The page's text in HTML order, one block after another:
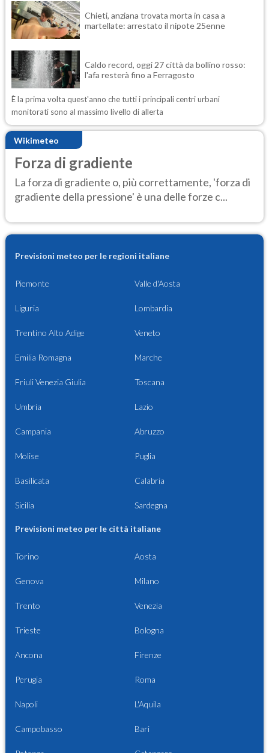
Chieti, anziana trovata morta in casa a
martellate: arrestato il nipote 25enne
Caldo record, oggi 27 città da bollino rosso:
l'afa resterà fino a Ferragosto
È la prima volta quest'anno che tutti i principali centri urbani
monitorati sono al massimo livello di allerta
Wikimeteo
Forza di gradiente
La forza di gradiente o, più correttamente, 'forza di
gradiente della pressione' è una delle forze c...
Previsioni meteo per le regioni italiane
Piemonte Valle d'Aosta
Liguria Lombardia
Trentino Alto Adige Veneto
Emilia Romagna Marche
Friuli Venezia Giulia Toscana
Umbria Lazio
Campania Abruzzo
Molise Puglia
Basilicata Calabria
Sicilia Sardegna
Previsioni meteo per le città italiane
Torino Aosta
Genova Milano
Trento Venezia
Trieste Bologna
Ancona Firenze
Perugia Roma
Napoli L'Aquila
Campobasso Bari